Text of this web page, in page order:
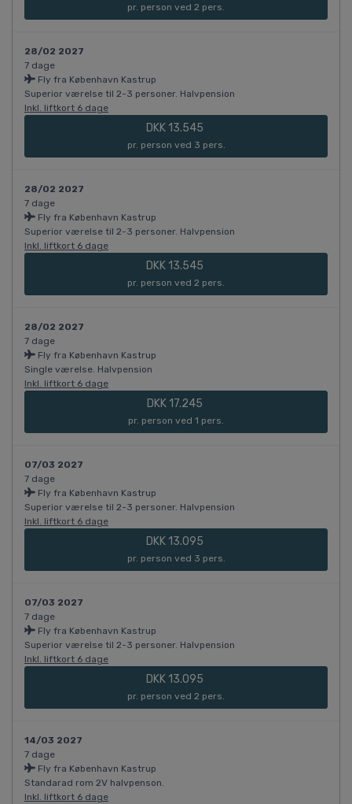
pr. person ved 2 pers.
28/02 2027
7 dage
Fly fra København Kastrup
Superior værelse til 2-3 personer. Halvpension
Inkl. liftkort 6 dage
DKK 13.545
pr. person ved 3 pers.
28/02 2027
7 dage
Fly fra København Kastrup
Superior værelse til 2-3 personer. Halvpension
Inkl. liftkort 6 dage
DKK 13.545
pr. person ved 2 pers.
28/02 2027
7 dage
Fly fra København Kastrup
Single værelse. Halvpension
Inkl. liftkort 6 dage
DKK 17.245
pr. person ved 1 pers.
07/03 2027
7 dage
Fly fra København Kastrup
Superior værelse til 2-3 personer. Halvpension
Inkl. liftkort 6 dage
DKK 13.095
pr. person ved 3 pers.
07/03 2027
7 dage
Fly fra København Kastrup
Superior værelse til 2-3 personer. Halvpension
Inkl. liftkort 6 dage
DKK 13.095
pr. person ved 2 pers.
14/03 2027
7 dage
Fly fra København Kastrup
Standarad rom 2V halvpenson.
Inkl. liftkort 6 dage